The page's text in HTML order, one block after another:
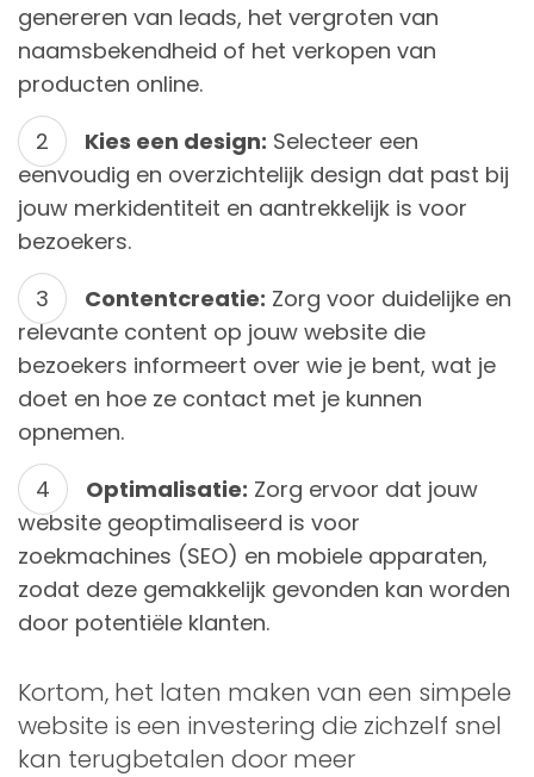
genereren van leads, het vergroten van
naamsbekendheid of het verkopen van
producten online.
Kies een design: Selecteer een
eenvoudig en overzichtelijk design dat past bij
jouw merkidentiteit en aantrekkelijk is voor
bezoekers.
Contentcreatie: Zorg voor duidelijke en
relevante content op jouw website die
bezoekers informeert over wie je bent, wat je
doet en hoe ze contact met je kunnen
opnemen.
Optimalisatie: Zorg ervoor dat jouw
website geoptimaliseerd is voor
zoekmachines (SEO) en mobiele apparaten,
zodat deze gemakkelijk gevonden kan worden
door potentiële klanten.
Kortom, het laten maken van een simpele
website is een investering die zichzelf snel
kan terugbetalen door meer